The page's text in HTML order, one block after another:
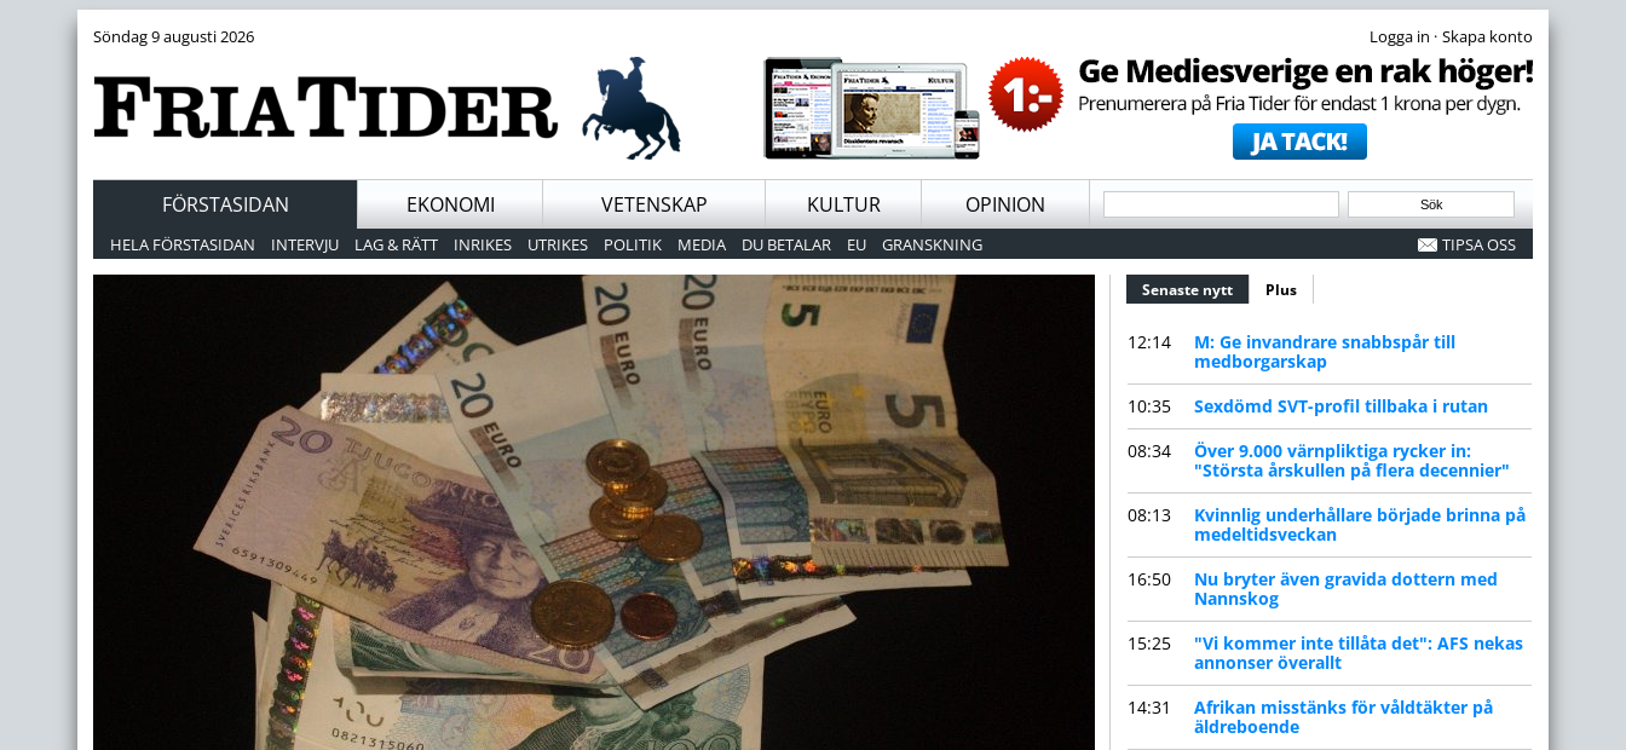
Söndag 9 augusti 2026 ·
FÖRSTASIDAN EKONOMI VETENSKAP KULTUR OPINION
HELA FÖRSTASIDAN INTERVJU LAG & RÄTT INRIKES UTRIKES POLITIK MEDIA DU BETALAR EU GRANSKNING TIPSA OSS
Senaste nytt (aktiv flik)
Plus
12:14
M: Ge invandrare snabbspår till
medborgarskap
10:35
Sexdömd SVT-profil tillbaka i rutan
08:34
Över 9.000 värnpliktiga rycker in:
"Största årskullen på flera decennier"
08:13
Kvinnlig underhållare började brinna på
medeltidsveckan
16:50
Nu bryter även gravida dottern med
Nannskog
15:25
"Vi kommer inte tillåta det": AFS nekas
annonser överallt
14:31
Afrikan misstänks för våldtäkter på
äldreboende